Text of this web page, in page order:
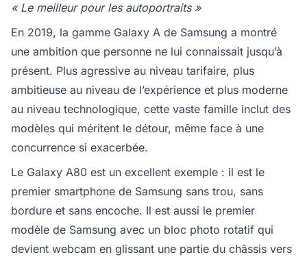
« Le meilleur pour les autoportraits »
En 2019, la gamme Galaxy A de Samsung a montré
une ambition que personne ne lui connaissait jusqu’à
présent. Plus agressive au niveau tarifaire, plus
ambitieuse au niveau de l’expérience et plus moderne
au niveau technologique, cette vaste famille inclut des
modèles qui méritent le détour, même face à une
concurrence si exacerbée.
Le Galaxy A80 est un excellent exemple : il est le
premier smartphone de Samsung sans trou, sans
bordure et sans encoche. Il est aussi le premier
modèle de Samsung avec un bloc photo rotatif qui
devient webcam en glissant une partie du châssis vers